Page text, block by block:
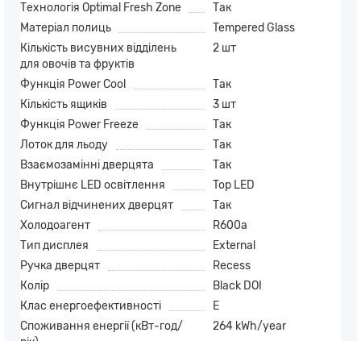
Технологія Optimal Fresh Zone
Так
Матеріал полиць
Tempered Glass
Кількість висувних відділень
для овочів та фруктів
2 шт
Функція Power Cool
Так
Кількість ящиків
3 шт
Функція Power Freeze
Так
Лоток для льоду
Так
Взаємозамінні дверцята
Так
Внутрішнє LED освітлення
Top LED
Сигнал відчинених дверцят
Так
Холодоагент
R600a
Тип дисплея
External
Ручка дверцят
Recess
Колір
Black DOI
Клас енергоефективності
E
Споживання енергії (кВт-год/
264 kWh/year